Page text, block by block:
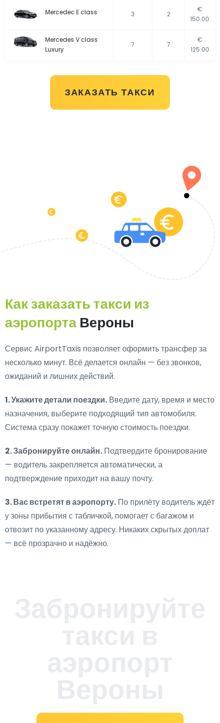
Mercedec E class 3 2
€
150.00
Mercedes V class
Luxury
7 7
€
125.00
ЗАКАЗАТЬ ТАКСИ
Как заказать такси из
аэропортаВероны
Сервис AirportTaxis позволяет оформить трансфер за
несколько минут. Всё делается онлайн — без звонков,
ожиданий и лишних действий.
1. Укажите детали поездки. Введите дату, время и место
назначения, выберите подходящий тип автомобиля.
Система сразу покажет точную стоимость поездки.
2. Забронируйте онлайн. Подтвердите бронирование
— водитель закрепляется автоматически, а
подтверждение приходит на вашу почту.
3. Вас встретят в аэропорту. По прилёту водитель ждёт
у зоны прибытия с табличкой, помогает с багажом и
отвозит по указанному адресу. Никаких скрытых доплат
— всё прозрачно и надёжно.